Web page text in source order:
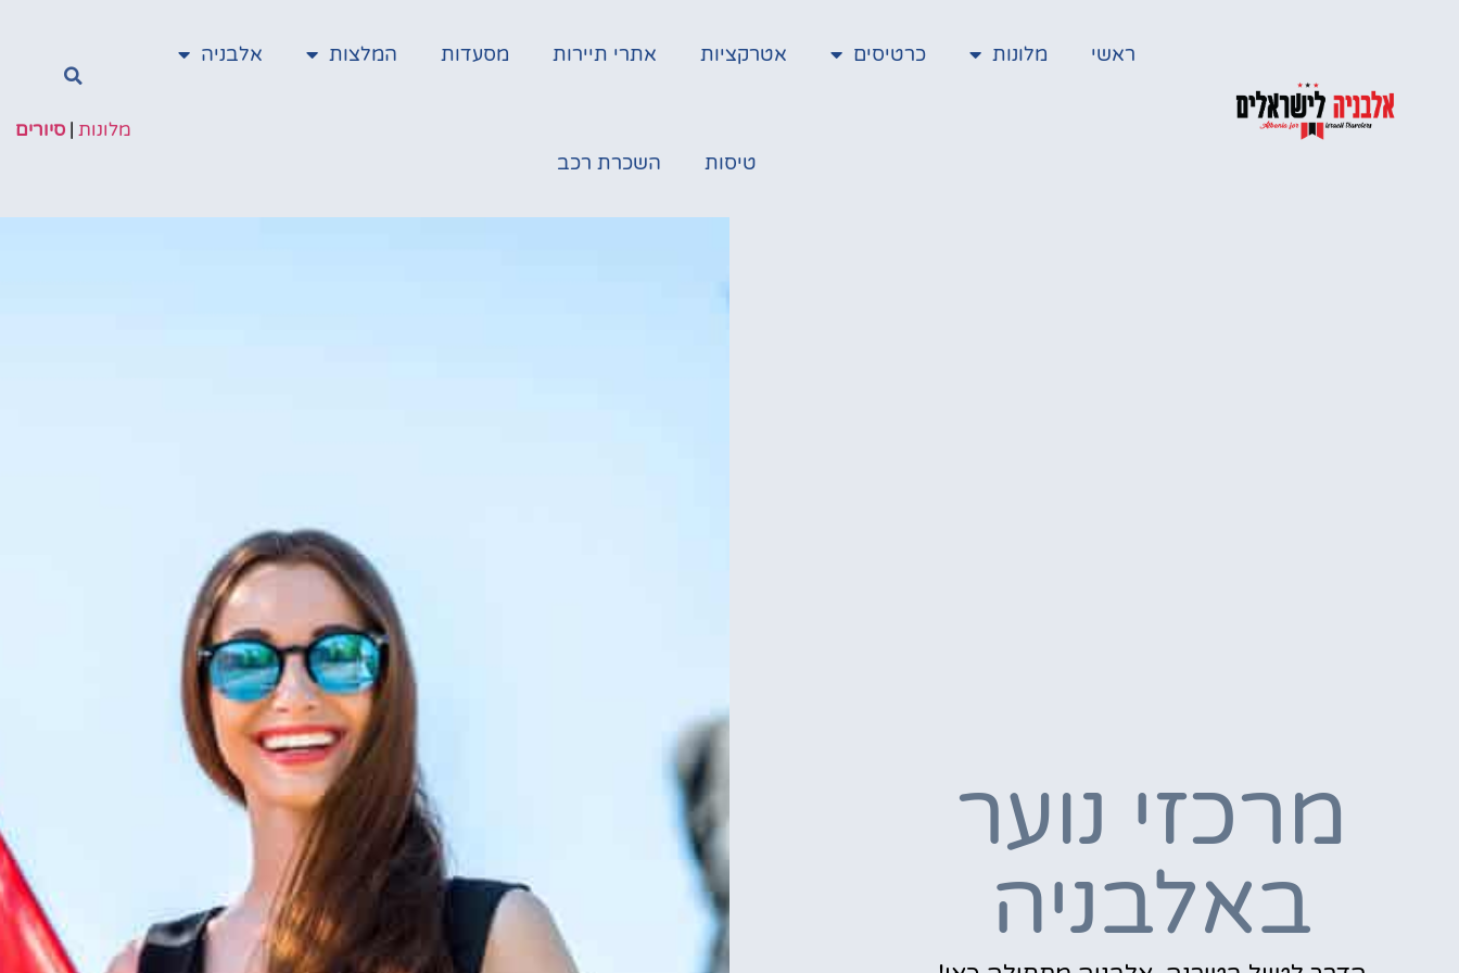
ראשי מלונות כרטיסים אטרקציות אתרי תיירות מסעדות המלצות אלבניה
טיסות השכרת רכב
מלונות |סיורים
מרכזי נוער
באלבניה